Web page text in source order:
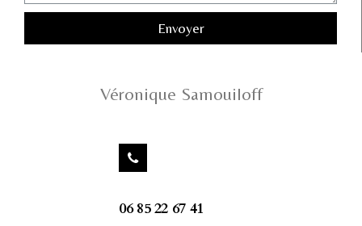
Envoyer
Véronique Samouiloff
06 85 22 67 41